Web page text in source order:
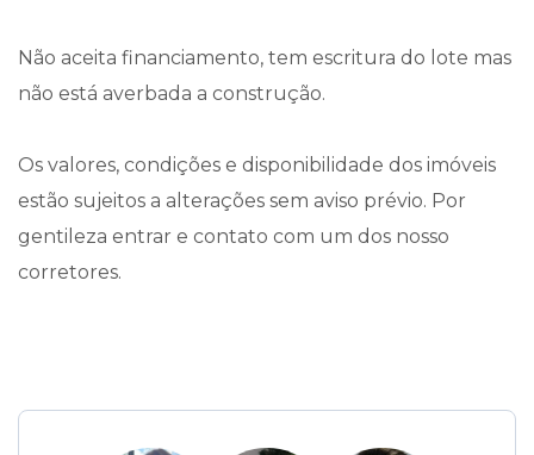
Não aceita financiamento, tem escritura do lote mas
não está averbada a construção.
Os valores, condições e disponibilidade dos imóveis
estão sujeitos a alterações sem aviso prévio. Por
gentileza entrar e contato com um dos nosso
corretores.